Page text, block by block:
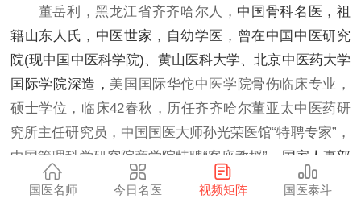
董岳利，黑龙江省齐齐哈尔人， 中国骨科名医，祖
籍山东人氏，中医世家，自幼学医，曾在中国中医研究
院(现中国中医科学院)、黄山医科大学、北京中医药大学
国际学院深造， 美国国际华佗中医学院骨伤临床专业，
硕士学位，临床42春秋，历任齐齐哈尔董亚太中医药研
究所主任研究员，中国国医大师孙光荣医馆“特聘专家”，
中国管理科学研究院商学院特聘“客座教授”，国家人事部
中国人才研究会骨伤人才分会常委，全国高等中医院骨
国医名师 今日名医 视频矩阵 国医泰斗